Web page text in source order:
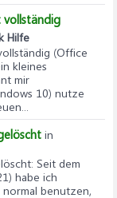
vollständig
Hilfe
(Office
kleines
mir
10) nutze
in
: Seit dem
habe ich
normal benutzen,